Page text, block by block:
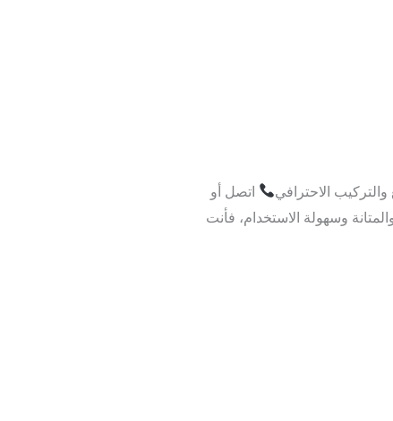
اتصل أو
والمتانة وسهولة الاستخدام، فأنت